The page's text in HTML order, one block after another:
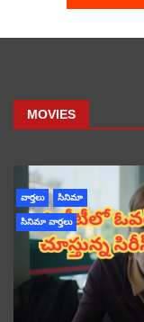
MOVIES
వార్తలు సినిమా
సినిమా వార్తలు